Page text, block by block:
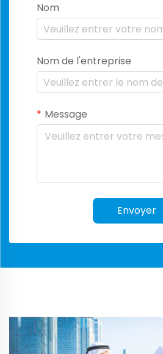
Nom
Nom de l'entreprise
Message
Envoyer